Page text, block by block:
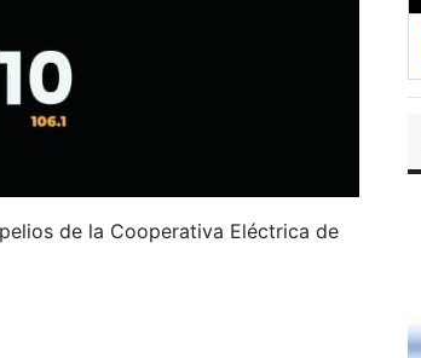
de la Cooperativa Eléctrica de